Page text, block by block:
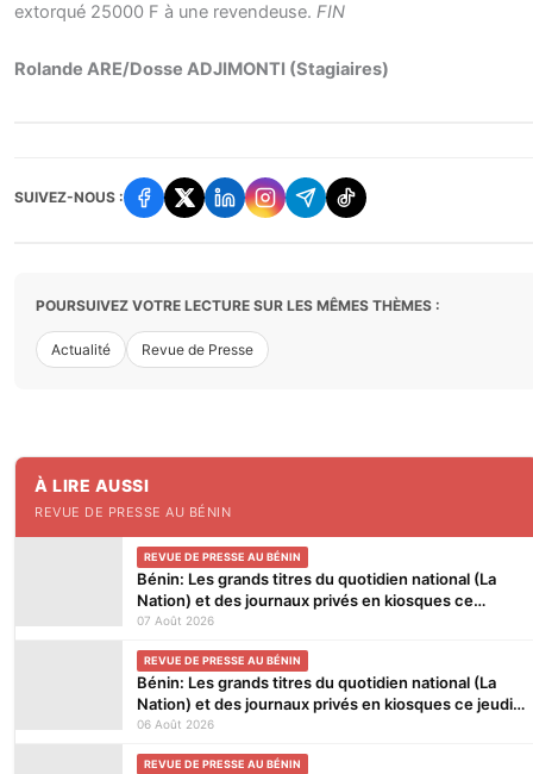
extorqué 25000 F à une revendeuse. FIN
Rolande ARE/Dosse ADJIMONTI (Stagiaires)
SUIVEZ-NOUS :
POURSUIVEZ VOTRE LECTURE SUR LES MÊMES THÈMES :
Actualité Revue de Presse
À LIRE AUSSI
REVUE DE PRESSE AU BÉNIN
REVUE DE PRESSE AU BÉNIN
Bénin: Les grands titres du quotidien national (La
Nation) et des journaux privés en kiosques ce
vendredi 7 Août 2026
07 Août 2026
REVUE DE PRESSE AU BÉNIN
Bénin: Les grands titres du quotidien national (La
Nation) et des journaux privés en kiosques ce jeudi
6 Août 2026
06 Août 2026
REVUE DE PRESSE AU BÉNIN